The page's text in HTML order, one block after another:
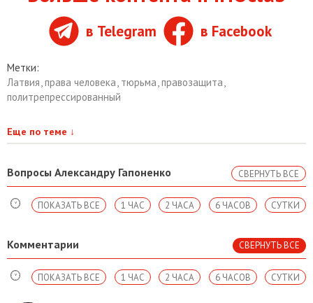
в Telegram в Facebook
Метки:
Латвия,права человека, тюрьма,правозащита,
политрепрессированный
Еще по теме ↓
Вопросы Александру Гапоненко СВЕРНУТЬ ВСЕ
СУТКИ
6 ЧАСОВ
2 ЧАСА
1 ЧАС
ПОКАЗАТЬ ВСЕ
Комментарии СВЕРНУТЬ ВСЕ
СУТКИ
6 ЧАСОВ
2 ЧАСА
1 ЧАС
ПОКАЗАТЬ ВСЕ